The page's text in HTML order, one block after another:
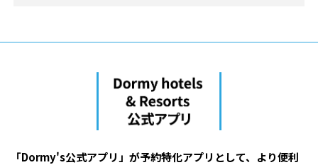
「Dormy's公式アプリ」が予約特化アプリとして、より便利